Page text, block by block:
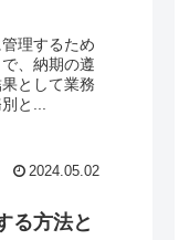
理するため
、納期の遵
として業務
と...
2024.05.02
る方法と